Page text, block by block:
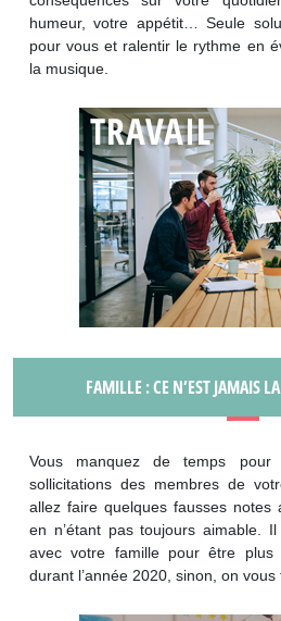
humeur, votre appétit… Seule
pour vous et ralentir le rythme en
la musique.
FAMILLE : CE N’EST JAMAIS
Vous manquez de temps
sollicitations des membres de
allez faire quelques fausses notes
en n’étant pas toujours aimable.
avec votre famille pour être plus
durant l’année 2020, sinon, on vous